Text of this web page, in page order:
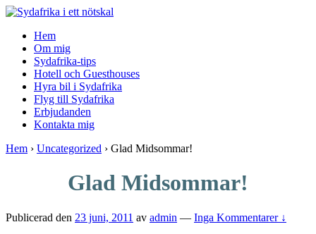
↓
Main
Content
Hem
Om mig
Sydafrika-tips
Hotell och Guesthouses
Hyra bil i Sydafrika
Flyg till Sydafrika
Erbjudanden
Kontakta mig
Hem › Uncategorized › Glad Midsommar!
Glad Midsommar!
Publicerad den 23 juni, 2011 av admin — Inga Kommentarer ↓